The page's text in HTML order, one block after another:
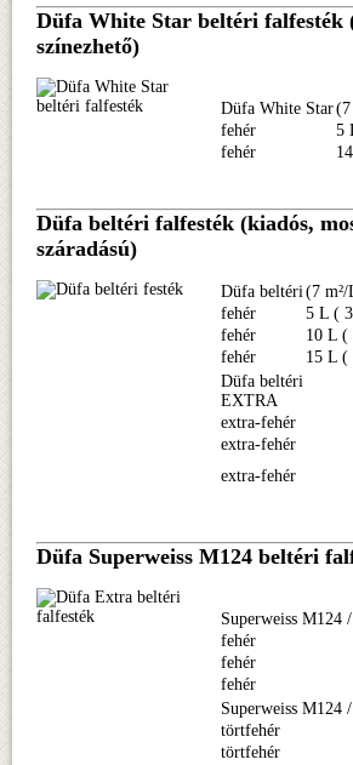
Düfa White Star beltéri falfesték
színezhető)
Düfa White Star(7
fehér
5
fehér
Düfa beltéri falfesték (kiadós,
száradású)
Düfa beltéri(7
fehér
5 L (
fehér
10 L (
fehér
15 L (
Düfa beltéri
EXTRA
extra-fehér
extra-fehér
extra-fehér
Düfa Superweiss M124 beltéri
Superweiss M124
fehér
fehér
fehér
Superweiss M124
törtfehér
törtfehér